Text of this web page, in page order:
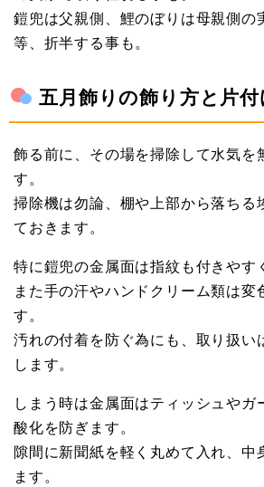
鎧兜は父親側、鯉のぼりは母親側の
等、折半する事も。
五月飾りの飾り方と片付
飾る前に、その場を掃除して水気を
す。
掃除機は勿論、棚や上部から落ちる
ておきます。
特に鎧兜の金属面は指紋も付きやす
また手の汗やハンドクリーム類は変
す。
汚れの付着を防ぐ為にも、取り扱い
します。
しまう時は金属面はティッシュやガ
酸化を防ぎます。
隙間に新聞紙を軽く丸めて入れ、中
ます。